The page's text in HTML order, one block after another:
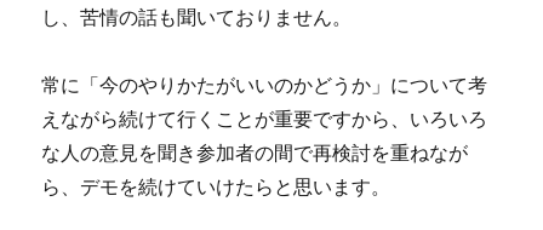
し、苦情の話も聞いておりません。
常に「今のやりかたがいいのかどうか」について考
えながら続けて行くことが重要ですから、いろいろ
な人の意見を聞き参加者の間で再検討を重ねなが
ら、デモを続けていけたらと思います。